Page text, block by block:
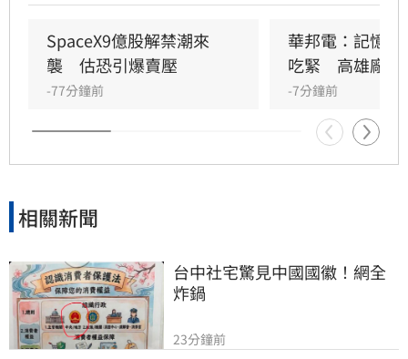
Mobian協助開發，旨在將廣告直接投放至AI搜尋
結果。透過追蹤Token數量與廣告曝光，出版商
能向合作品牌收取更高費用。此舉標誌著出版業
進入「AI廣告」新時代，將品牌內容精準植入AI
模型回答中，引發業界高度關注。
SpaceX9億股解禁潮來
襲　估恐引爆賣壓
-77分鐘前
華邦電：記憶
吃緊　高雄廠擴
-7分鐘前
相關新聞
台中社宅驚見中國國徽！網全
炸鍋
23分鐘前